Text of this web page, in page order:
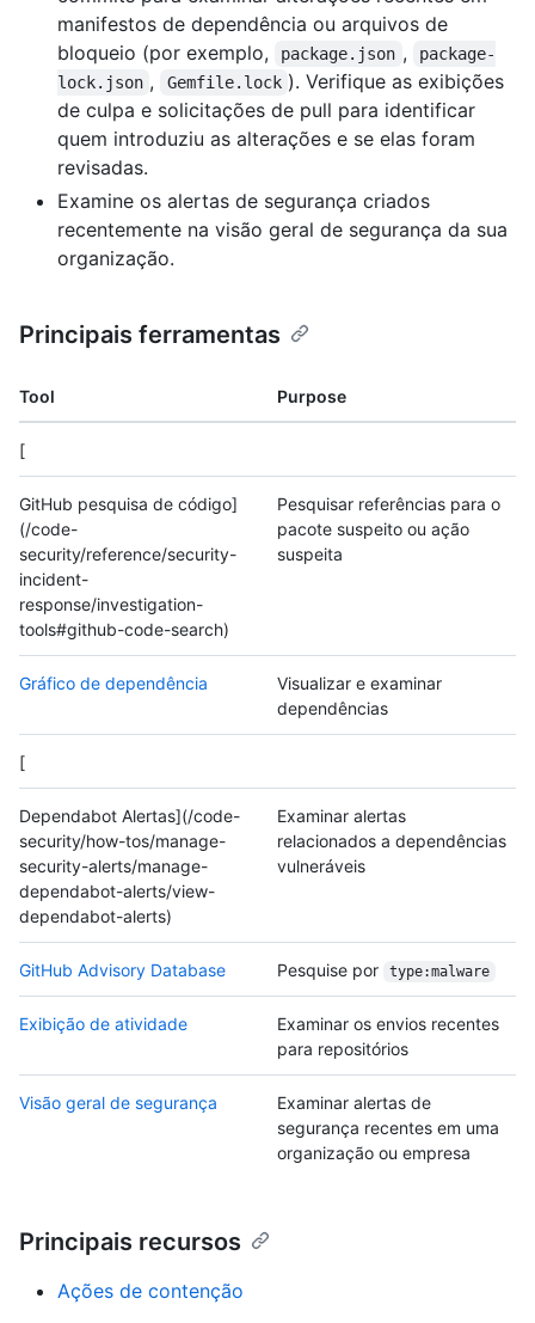
manifestos de dependência ou arquivos de
bloqueio (por exemplo,
package.json ,
package-
lock.json , Gemfile.lock ). Verifique as exibições
de culpa e solicitações de pull para identificar
quem introduziu as alterações e se elas foram
revisadas.
Examine os alertas de segurança criados
recentemente na visão geral de segurança da sua
organização.
Principais ferramentas
Tool Purpose
[
GitHub pesquisa de código]
(/code-
security/reference/security-
incident-
response/investigation-
tools#github-code-search)
Pesquisar referências para o
pacote suspeito ou ação
suspeita
Gráfico de dependência
Visualizar e examinar
dependências
[
Dependabot Alertas](/code-
security/how-tos/manage-
security-alerts/manage-
dependabot-alerts/view-
dependabot-alerts)
Examinar alertas
relacionados a dependências
vulneráveis
GitHub Advisory Database Pesquise por type:malware
Exibição de atividade
Examinar os envios recentes
para repositórios
Visão geral de segurança
Examinar alertas de
segurança recentes em uma
organização ou empresa
Principais recursos
Ações de contenção